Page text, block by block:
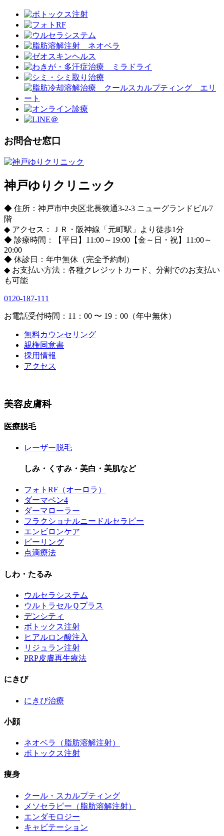
お問合せ窓口
神戸ゆりクリニック
◆ 住所：神戸市中央区北長狭通3-2-3 ニューグランドビル7
階
◆ アクセス：ＪＲ・阪神線「元町駅」より徒歩1分
◆ 診療時間：【平日】11:00～19:00【金～日・祝】11:00～
20:00
◆ 休診日：年中無休（完全予約制）
◆ お支払い方法：各種クレジットカード、分割でのお支払い
も可能
0120-187-111
お電話受付時間：11：00 〜 19：00（年中無休）
無料カウンセリング
親権同意書
採用情報
アクセス
美容皮膚科
医療脱毛
レーザー脱毛
しみ・くすみ・美白・美肌など
フォトRF（オーロラ）
ダーマペン4
ダーマローラー
フラクショナルニードルセラピー
エンビロンケア
ピーリング
点滴療法
しわ・たるみ
ウルセラシステム
ウルトラセルＱプラス
デンシティ
ボトックス注射
ヒアルロン酸注入
リジュラン注射
PRP皮膚再生療法
にきび
にきび治療
小顔
ネオベラ（脂肪溶解注射）
ボトックス注射
痩身
クール・スカルプティング
メソセラピー（脂肪溶解注射）
エンダモロジー
キャビテーション